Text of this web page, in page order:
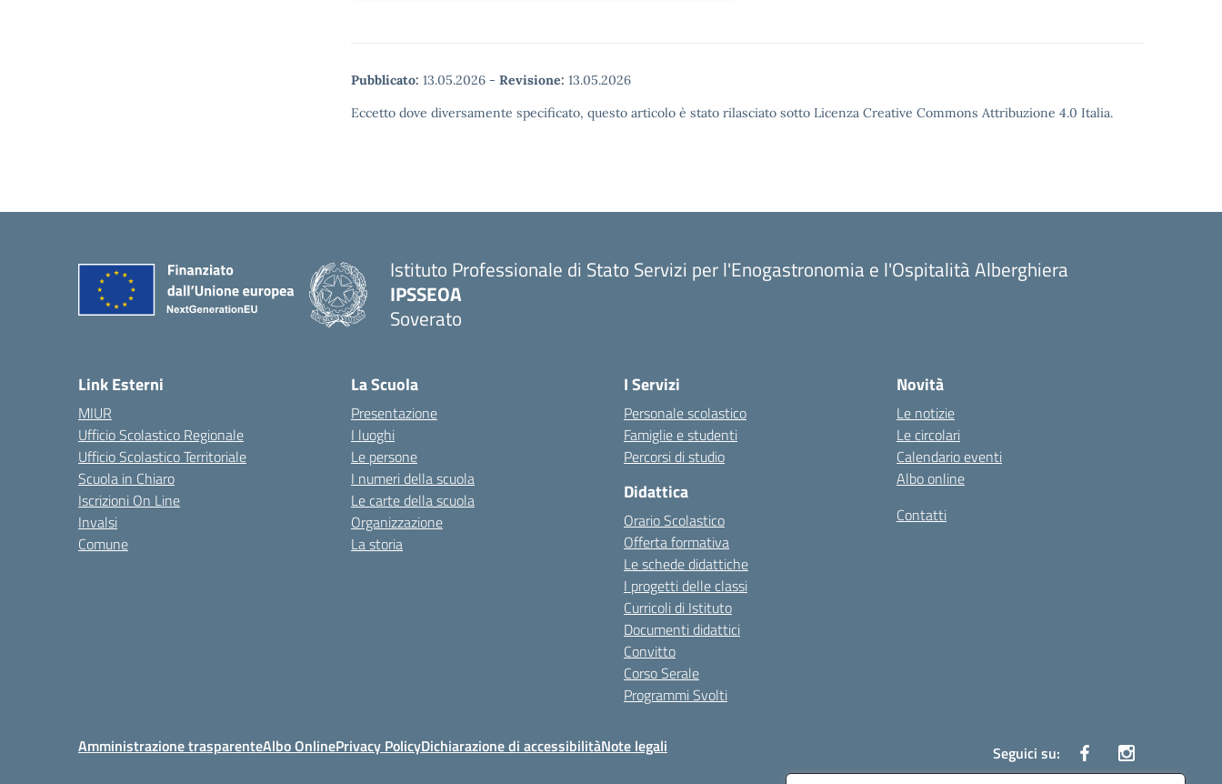
Pubblicato: 13.05.2026 - Revisione: 13.05.2026
Eccetto dove diversamente specificato, questo articolo è stato rilasciato sotto Licenza Creative Commons Attribuzione 4.0 Italia.
Istituto Professionale di Stato Servizi per l'Enogastronomia e l'Ospitalità Alberghiera
IPSSEOA
Soverato
Link Esterni
MIUR
Ufficio Scolastico Regionale
Ufficio Scolastico Territoriale
Scuola in Chiaro
Iscrizioni On Line
Invalsi
Comune
La Scuola
Presentazione
I luoghi
Le persone
I numeri della scuola
Le carte della scuola
Organizzazione
La storia
I Servizi
Personale scolastico
Famiglie e studenti
Percorsi di studio
Didattica
Orario Scolastico
Offerta formativa
Le schede didattiche
I progetti delle classi
Curricoli di Istituto
Documenti didattici
Convitto
Corso Serale
Programmi Svolti
Novità
Le notizie
Le circolari
Calendario eventi
Albo online
Contatti
Amministrazione trasparenteAlbo OnlinePrivacy PolicyDichiarazione di accessibilitàNote legali Seguici su: